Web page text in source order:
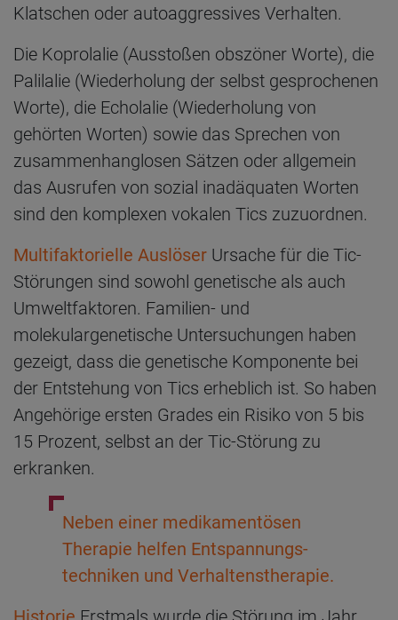
Klatschen oder autoaggressives Verhalten.
Die Koprolalie (Ausstoßen obszöner Worte), die
Palilalie (Wiederholung der selbst gesprochenen
Worte), die Echolalie (Wiederholung von
gehörten Worten) sowie das Sprechen von
zusammenhanglosen Sätzen oder allgemein
das Ausrufen von sozial inadäquaten Worten
sind den komplexen vokalen Tics zuzuordnen.
Multifaktorielle Auslöser Ursache für die Tic-
Störungen sind sowohl genetische als auch
Umweltfaktoren. Familien- und
molekulargenetische Untersuchungen haben
gezeigt, dass die genetische Komponente bei
der Entstehung von Tics erheblich ist. So haben
Angehörige ersten Grades ein Risiko von 5 bis
15 Prozent, selbst an der Tic-Störung zu
erkranken.
Neben einer medikamentösen
Therapie helfen Entspannungs-
techniken und Verhaltenstherapie.